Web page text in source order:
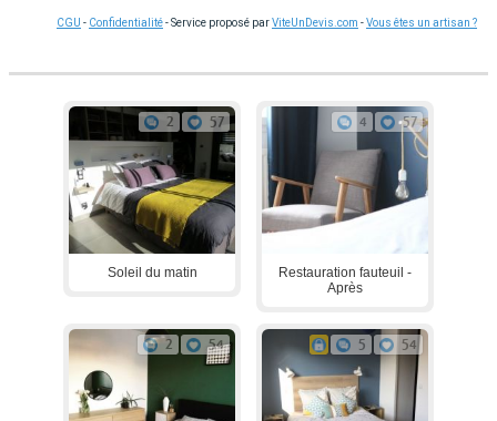
CGU - Confidentialité- Service proposé parViteUnDevis.com -Vous êtes un artisan ?
2 57
Soleil du matin
4 57
Restauration fauteuil -
Après
2 54 5 54